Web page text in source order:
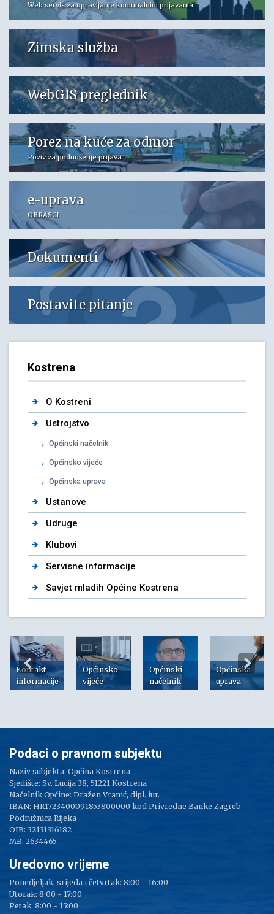
Web servis za upravljanje komunalnim prijavama
Zimska služba
WebGIS preglednik
Porez na kuće za odmor
Poziv za podnošenje prijava
e-uprava
OBRASCI
Dokumenti
Postavite pitanje
Kostrena
O Kostreni
Ustrojstvo
Općinski načelnik
Općinsko vijeće
Općinska uprava
Ustanove
Udruge
Klubovi
Servisne informacije
Savjet mladih Općine Kostrena
Kontakt
informacije
Općinsko
vijeće
Općinski
načelnik
Općinska
uprava
Podaci o pravnom subjektu
Naziv subjekta: Općina Kostrena
Sjedište: Sv. Lucija 38, 51221 Kostrena
Načelnik Općine: Dražen Vranić, dipl. iur.
IBAN: HR1723400091853800000 kod Privredne Banke Zagreb -
Podružnica Rijeka
OIB: 32131316182
MB: 2634465
Uredovno vrijeme
Ponedjeljak, srijeda i četvrtak: 8:00 - 16:00
Utorak: 8:00 - 17:00
Petak: 8:00 - 15:00